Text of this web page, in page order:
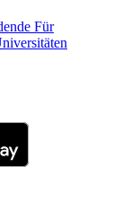
Für